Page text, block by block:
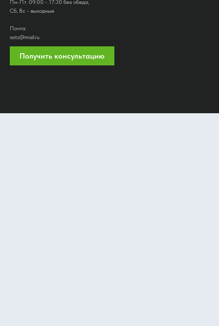
Пн-Пт: 09:00 - 17:30 без обеда,
Сб, Вс - выходные
Почта:
astz@mail.ru
Получить консультацию